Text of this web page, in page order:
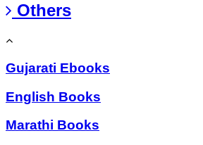
Others
Gujarati Ebooks
English Books
Marathi Books